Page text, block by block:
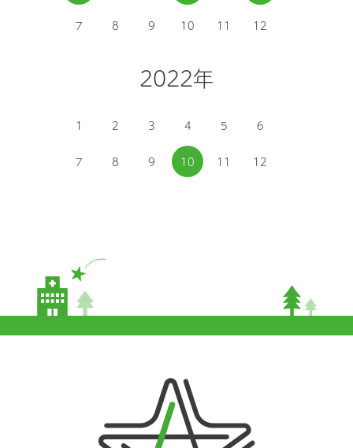
7 8 9 10 11 12
2022年
1 2 3 4 5 6
7 8 9 10 11 12